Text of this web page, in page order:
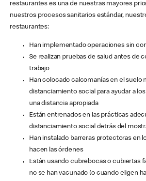
restaurantes es una de nuestras mayores
nuestros procesos sanitarios estándar,
restaurantes:
Han implementado operaciones sin
Se realizan pruebas de salud antes de
trabajo
Han colocado calcomanías en el suelo
distanciamiento social para ayudar a
una distancia apropiada
Están entrenados en las prácticas
distanciamiento social detrás del
Han instalado barreras protectoras en
hacen las órdenes
Están usando cubrebocas o cubiertas
no se han vacunado (o cuando eligen